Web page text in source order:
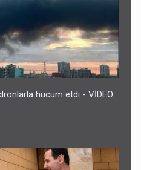
hücum etdi - VİDEO